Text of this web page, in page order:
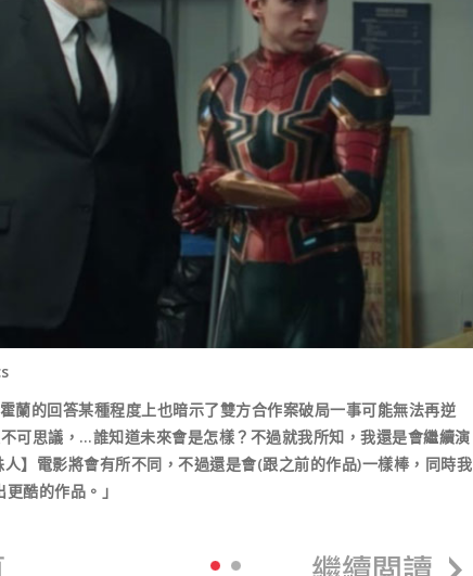
的回答某種程度上也暗示了雙方合作案破局一事可能無法再逆
可思議，…誰知道未來會是怎樣？不過就我所知，我還是會繼續演
】電影將會有所不同，不過還是會(跟之前的作品)一樣棒，同時我
酷的作品。」